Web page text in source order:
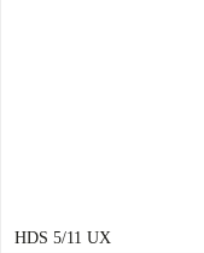
HDS 5/11 UX